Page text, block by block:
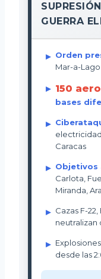
GUERRA
Orden
Mar-a-
150
bases
Caracas
Objetivos
Carlota,
Miranda,
Cazas F-
neutralizan
desde las